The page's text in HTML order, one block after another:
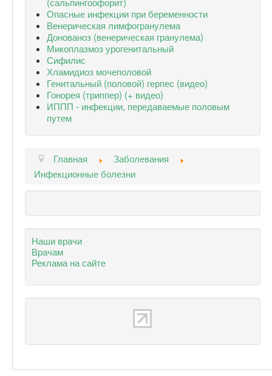
Опасные инфекции при беременности
Венерическая лимфогранулема
Донованоз (венерическая гранулема)
Микоплазмоз урогенитальный
Сифилис
Хламидиоз мочеполовой
Генитальный (половой) герпес (видео)
Гонорея (триппер) (+ видео)
ИППП - инфекции, передаваемые половым
путем
Главная
Заболевания
Инфекционные болезни
Наши врачи
Врачам
Реклама на сайте